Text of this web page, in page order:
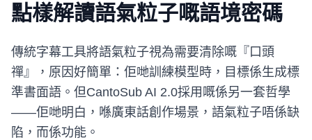
點樣解讀語氣粒子嘅語境密碼
傳統字幕工具將語氣粒子視為需要清除嘅『口頭
禪』，原因好簡單：佢哋訓練模型時，目標係生成標
準書面語。但CantoSub AI 2.0採用嘅係另一套哲學
——佢哋明白，喺廣東話創作場景，語氣粒子唔係缺
陷，而係功能。